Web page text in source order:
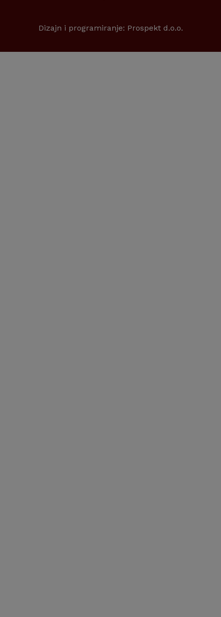
Dizajn i programiranje: Prospekt d.o.o.